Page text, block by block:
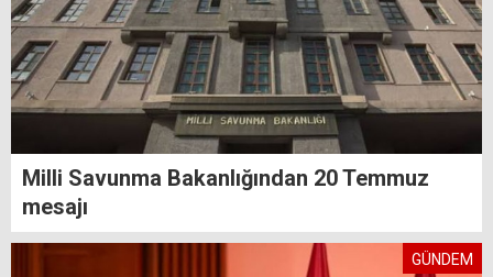
Milli Savunma Bakanlığından 20 Temmuz
mesajı
GÜNDEM